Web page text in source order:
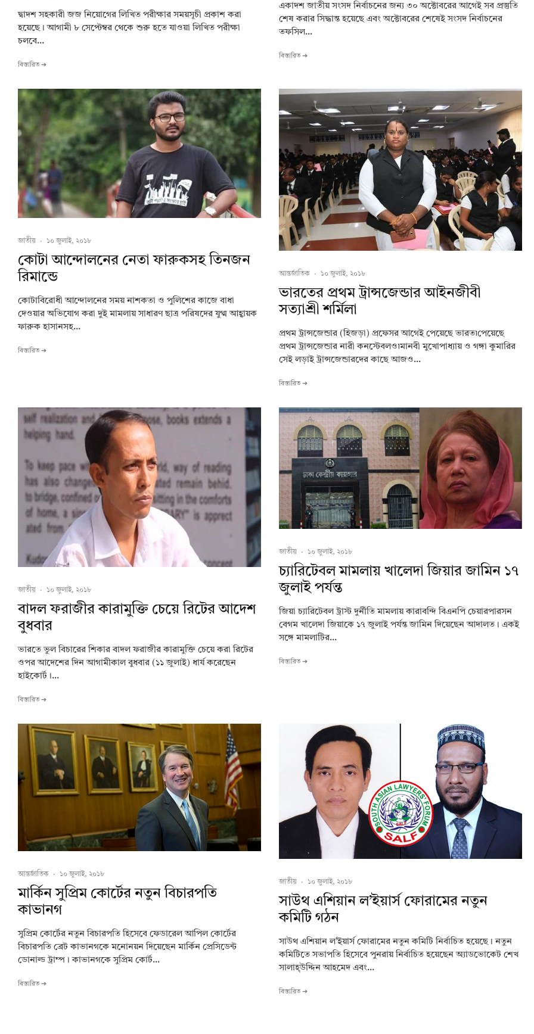
দ্বাদশ সহকারী জজ নিয়োগের লিখিত পরীক্ষার সময়সূচী প্রকাশ করা
হয়েছে। আগামী ৮ সেপ্টেম্বর থেকে শুরু হতে যাওয়া লিখিত পরীক্ষা
চলবে...
বিস্তারিত ➔
একাদশ জাতীয় সংসদ নির্বাচনের জন্য ৩০ অক্টোবরের আগেই সব প্রস্তুতি
শেষ করার সিদ্ধান্ত হয়েছে এবং অক্টোবরের শেষেই সংসদ নির্বাচনের
তফসিল...
বিস্তারিত ➔
জাতীয় · ১০ জুলাই, ২০১৮
কোটা আন্দোলনের নেতা ফারুকসহ তিনজন
রিমান্ডে
কোটাবিরোধী আন্দোলনের সময় নাশকতা ও পুলিশের কাজে বাধা
দেওয়ার অভিযোগ করা দুই মামলায় সাধারণ ছাত্র পরিষদের যুগ্ম আহ্বায়ক
ফারুক হাসানসহ...
বিস্তারিত ➔
আন্তর্জাতিক · ১০ জুলাই, ২০১৮
ভারতের প্রথম ট্রান্সজেন্ডার আইনজীবী
সত্যাশ্রী শর্মিলা
প্রথম ট্রান্সজেন্ডার (হিজড়া) প্রফেসর আগেই পেয়েছে ভারত৷পেয়েছে
প্রথম ট্রান্সজেন্ডার নারী কনস্টেবলও৷মানবী মুখোপাধ্যায় ও গঙ্গা কুমারির
সেই লড়াই ট্রান্সজেন্ডারদের কাছে আজও...
বিস্তারিত ➔
জাতীয় · ১০ জুলাই, ২০১৮
বাদল ফরাজীর কারামুক্তি চেয়ে রিটের আদেশ
বুধবার
ভারতে ভুল বিচারের শিকার বাদল ফরাজীর কারামুক্তি চেয়ে করা রিটের
ওপর আদেশের দিন আগামীকাল বুধবার (১১ জুলাই) ধার্য করেছেন
হাইকোর্ট।...
বিস্তারিত ➔
জাতীয় · ১০ জুলাই, ২০১৮
চ্যারিটেবল মামলায় খালেদা জিয়ার জামিন ১৭
জুলাই পর্যন্ত
জিয়া চ্যারিটেবল ট্রাস্ট দুর্নীতি মামলায় কারাবন্দি বিএনপি চেয়ারপারসন
বেগম খালেদা জিয়াকে ১৭ জুলাই পর্যন্ত জামিন দিয়েছেন আদালত। একই
সঙ্গে মামলাটির...
বিস্তারিত ➔
আন্তর্জাতিক · ১০ জুলাই, ২০১৮
মার্কিন সুপ্রিম কোর্টের নতুন বিচারপতি
কাভানগ
সুপ্রিম কোর্টের নতুন বিচারপতি হিসেবে ফেডারেল আপিল কোর্টের
বিচারপতি ব্রেট কাভানগকে মনোনয়ন দিয়েছেন মার্কিন প্রেসিডেন্ট
ডোনাল্ড ট্রাম্প। কাভানগকে সুপ্রিম কোর্ট...
বিস্তারিত ➔
জাতীয় · ১০ জুলাই, ২০১৮
সাউথ এশিয়ান ল’ইয়ার্স ফোরামের নতুন
কমিটি গঠন
সাউথ এশিয়ান ল’ইয়ার্স ফোরামের নতুন কমিটি নির্বাচিত হয়েছে। নতুন
কমিটিতে সভাপতি হিসেবে পুনরায় নির্বাচিত হয়েছেন অ্যাডভোকেট শেখ
সালাহ্‌উদ্দিন আহমেদ এবং...
বিস্তারিত ➔